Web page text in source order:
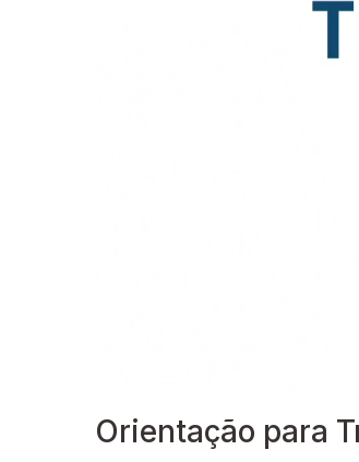
Orientação para